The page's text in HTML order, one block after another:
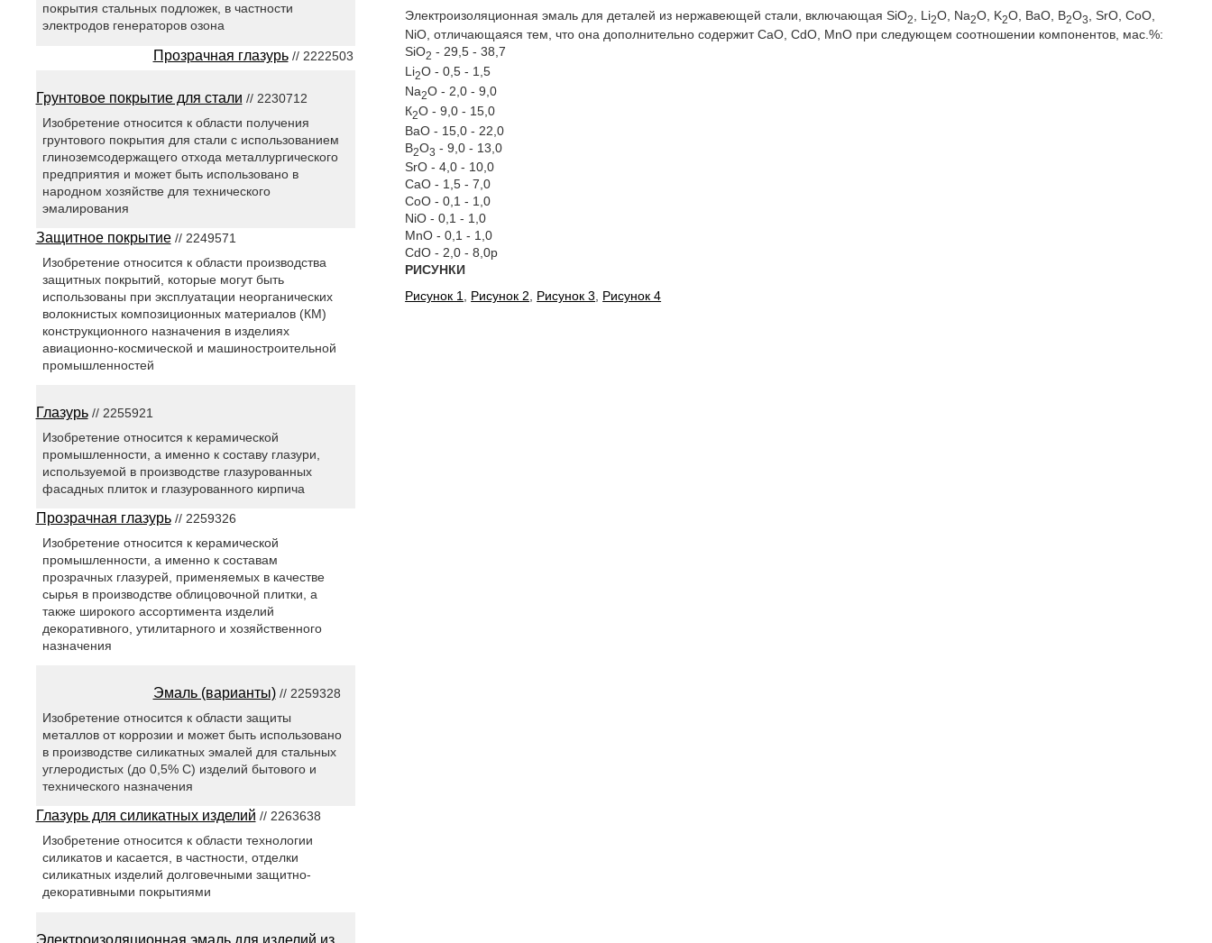
Электроизоляционная эмаль для деталей из нержавеющей стали, включающая SiO2 , Li2O, Na2О, K2O, BaO, В2О3
, SrO, CoO,
NiO, отличающаяся тем, что она дополнительно содержит CaO, CdO, MnO при следующем соотношении компонентов, мас.%:
SiO2 - 29,5 - 38,7
Li2O - 0,5 - 1,5
Na2O - 2,0 - 9,0
К2O - 9,0 - 15,0
BaO - 15,0 - 22,0
В2O3 - 9,0 - 13,0
SrO - 4,0 - 10,0
CaO - 1,5 - 7,0
CoO - 0,1 - 1,0
NiO - 0,1 - 1,0
MnO - 0,1 - 1,0
CdO - 2,0 - 8,0р
РИСУНКИ
Рисунок 1, Рисунок 2, Рисунок 3, Рисунок 4
покрытия стальных подложек, в частности
электродов генераторов озона
Прозрачная глазурь// 2222503
Грунтовое покрытие для стали // 2230712
Изобретение относится к области получения
грунтового покрытия для стали с использованием
глиноземсодержащего отхода металлургического
предприятия и может быть использовано в
народном хозяйстве для технического
эмалирования
Защитное покрытие// 2249571
Изобретение относится к области производства
защитных покрытий, которые могут быть
использованы при эксплуатации неорганических
волокнистых композиционных материалов (КМ)
конструкционного назначения в изделиях
авиационно-космической и машиностроительной
промышленностей
Глазурь// 2255921
Изобретение относится к керамической
промышленности, а именно к составу глазури,
используемой в производстве глазурованных
фасадных плиток и глазурованного кирпича
Прозрачная глазурь// 2259326
Изобретение относится к керамической
промышленности, а именно к составам
прозрачных глазурей, применяемых в качестве
сырья в производстве облицовочной плитки, а
также широкого ассортимента изделий
декоративного, утилитарного и хозяйственного
назначения
Эмаль (варианты)// 2259328
Изобретение относится к области защиты
металлов от коррозии и может быть использовано
в производстве силикатных эмалей для стальных
углеродистых (до 0,5% C) изделий бытового и
технического назначения
Глазурь для силикатных изделий // 2263638
Изобретение относится к области технологии
силикатов и касается, в частности, отделки
силикатных изделий долговечными защитно-
декоративными покрытиями
Электроизоляционная эмаль для изделий из